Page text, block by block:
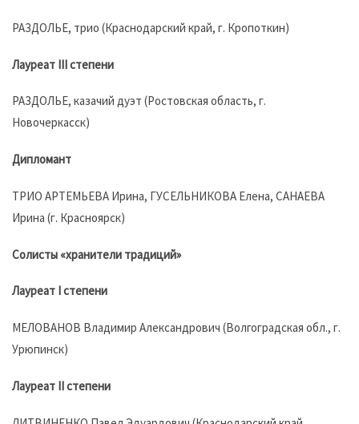
РАЗДОЛЬЕ, трио (Краснодарский край, г. Кропоткин)
Лауреат III степени
РАЗДОЛЬЕ, казачий дуэт (Ростовская область, г.
Новочеркасск)
Дипломант
ТРИО АРТЕМЬЕВА Ирина, ГУСЕЛЬНИКОВА Елена, САНАЕВА
Ирина (г. Красноярск)
Солисты «хранители традиций»
Лауреат I степени
МЕЛОВАНОВ Владимир Александрович (Волгоградская обл., г.
Урюпинск)
Лауреат II степени